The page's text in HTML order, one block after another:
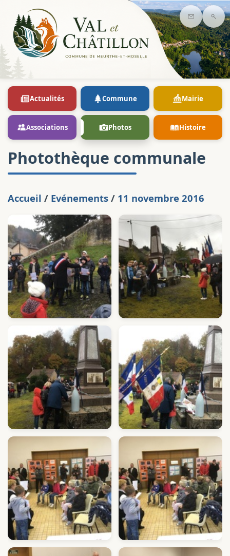
Contact
Actualités Commune Mairie
Associations Photos Histoire
Photothèque communale
Accueil / Evénements / 11 novembre 2016